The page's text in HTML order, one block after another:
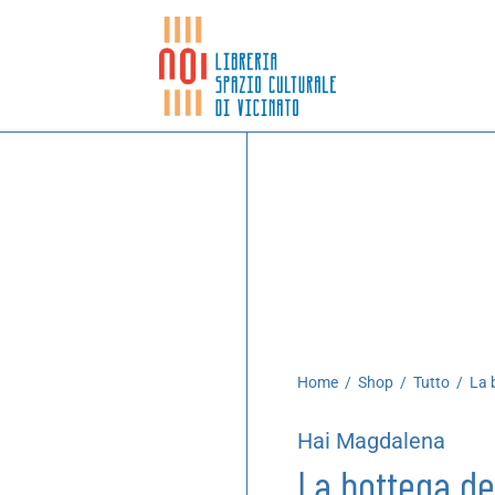
Home / Shop / Tutto / La
Hai Magdalena
La bottega